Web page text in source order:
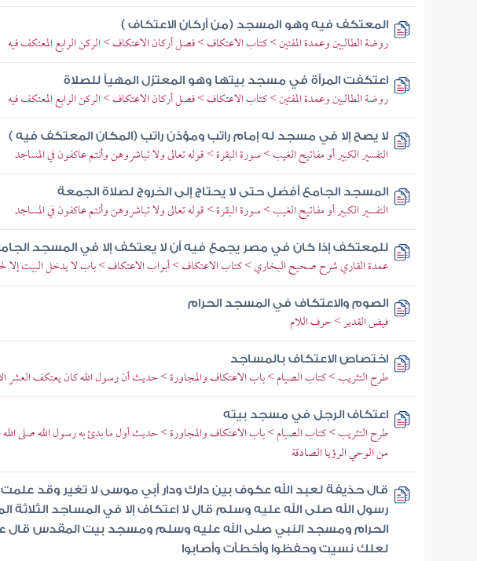
المعتكف فيه وهو المسجد (من أركان الاعتكاف )
روضة الطالبين وعمدة المفتين > كتاب الاعتكاف > فصل أركان الاعتكاف > الركن الرابع المعتكف فيه
اعتكفت المرأة في مسجد بيتها وهو المعتزل المهيأ للصلاة
روضة الطالبين وعمدة المفتين > كتاب الاعتكاف > فصل أركان الاعتكاف > الركن الرابع المعتكف فيه
لا يصح إلا في مسجد له إمام راتب ومؤذن راتب (المكان المعتكف فيه )
التفسير الكبير أو مفاتيح الغيب > سورة البقرة > قوله تعالى ولا تباشروهن وأنتم عاكفون في المساجد
المسجد الجامع أفضل حتى لا يحتاج إلى الخروج لصلاة الجمعة
التفسير الكبير أو مفاتيح الغيب > سورة البقرة > قوله تعالى ولا تباشروهن وأنتم عاكفون في المساجد
للمعتكف إذا كان في مصر يجمع فيه أن لا يعتكف إلا في المسجد
عمدة القاري شرح صحيح البخاري > كتاب الاعتكاف > أبواب الاعتكاف > باب لا يدخل البيت إلا
الصوم والاعتكاف في المسجد الحرام
فيض القدير > حرف اللام
اختصاص الاعتكاف بالمساجد
طرح التثريب > كتاب الصيام > باب الاعتكاف والمجاورة > حديث أن رسول الله كان يعتكف العشر
اعتكاف الرجل في مسجد بيته
طرح التثريب > كتاب الصيام > باب الاعتكاف والمجاورة > حديث أول ما بدئ به رسول الله صلى
من الوحي الرؤيا الصادقة
قال حذيفة لعبد الله عكوف بين دارك ودار أبي موسى لا تغير وقد علمت
رسول الله صلى الله عليه وسلم قال لا اعتكاف إلا في المساجد الثلاثة
الحرام ومسجد النبي صلى الله عليه وسلم ومسجد بيت المقدس قال
لعلك نسيت وحفظوا وأخطأت وأصابوا